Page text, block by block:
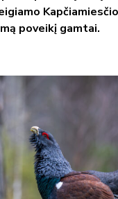
poveikį gamtai.